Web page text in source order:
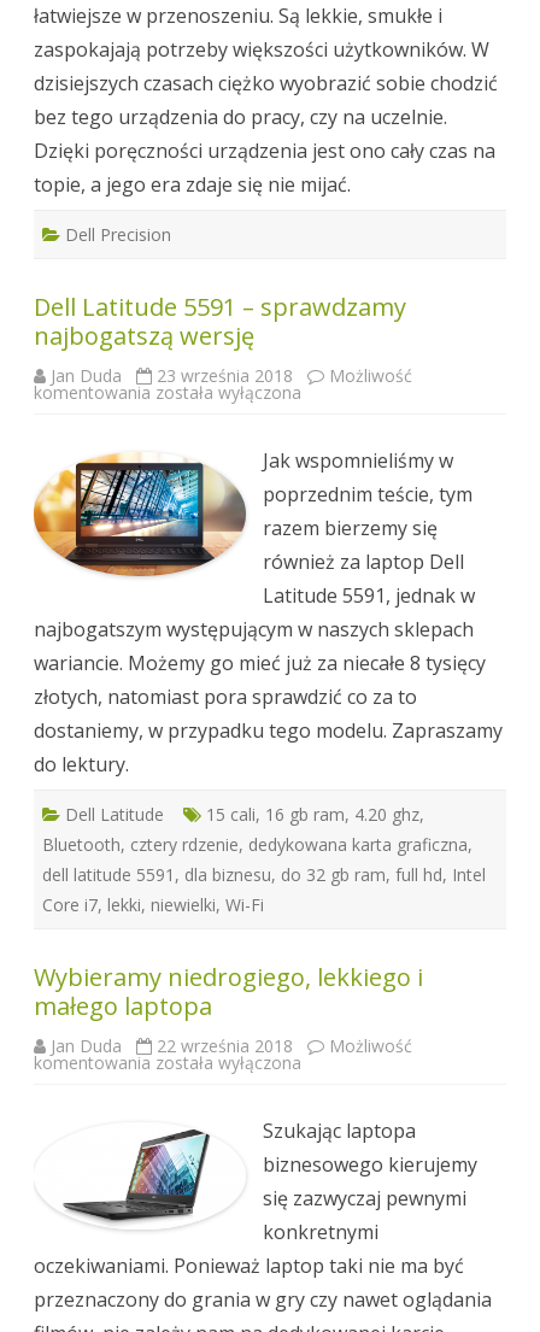
łatwiejsze w przenoszeniu. Są lekkie, smukłe i
zaspokajają potrzeby większości użytkowników. W
dzisiejszych czasach ciężko wyobrazić sobie chodzić
bez tego urządzenia do pracy, czy na uczelnie.
Dzięki poręczności urządzenia jest ono cały czas na
topie, a jego era zdaje się nie mijać.
Dell Precision
Dell Latitude 5591 – sprawdzamy
najbogatszą wersję
Jan Duda 23 września 2018 Możliwość
komentowania Dell
sprawdzamy
najbogatszą
wersję
została wyłączona
Jak wspomnieliśmy w
poprzednim teście, tym
razem bierzemy się
również za laptop Dell
Latitude 5591, jednak w
najbogatszym występującym w naszych sklepach
wariancie. Możemy go mieć już za niecałe 8 tysięcy
złotych, natomiast pora sprawdzić co za to
dostaniemy, w przypadku tego modelu. Zapraszamy
do lektury.
Dell Latitude 15 cali, 16 gb ram, 4.20 ghz,
Bluetooth, cztery rdzenie, dedykowana karta graficzna,
dell latitude 5591 , dla biznesu, do 32 gb ram, full hd, Intel
Core i7, lekki, niewielki, Wi-Fi
Wybieramy niedrogiego, lekkiego i
małego laptopa
Jan Duda 22 września 2018 Możliwość
komentowania Wybieramy
niedrogiego,
małego
laptopa
została wyłączona
Szukając laptopa
biznesowego kierujemy
się zazwyczaj pewnymi
konkretnymi
oczekiwaniami. Ponieważ laptop taki nie ma być
przeznaczony do grania w gry czy nawet oglądania